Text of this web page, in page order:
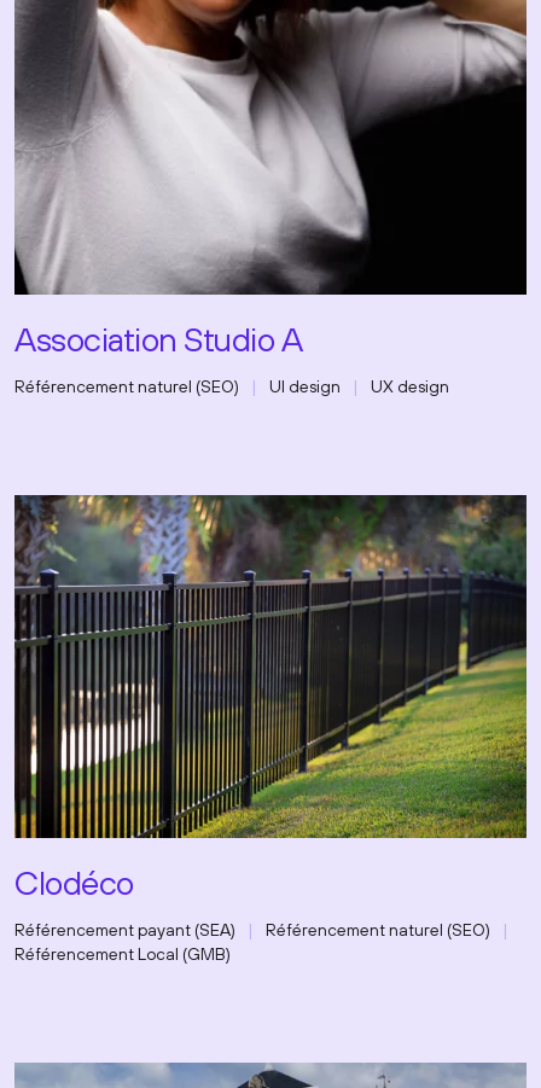
Association Studio A
Référencement naturel (SEO) UI design UX design
Clodéco
Référencement payant (SEA)
Référencement naturel (SEO)
Référencement Local (GMB)